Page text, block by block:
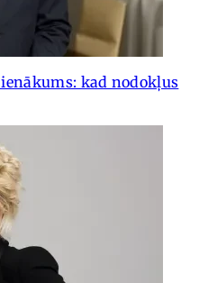
kad nodokļus